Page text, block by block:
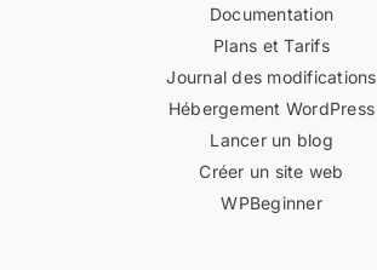
Documentation
Plans et Tarifs
Journal des modifications
Hébergement WordPress
Lancer un blog
Créer un site web
WPBeginner